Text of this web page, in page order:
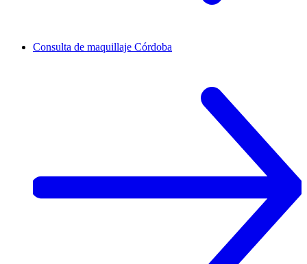
Consulta de maquillaje Córdoba